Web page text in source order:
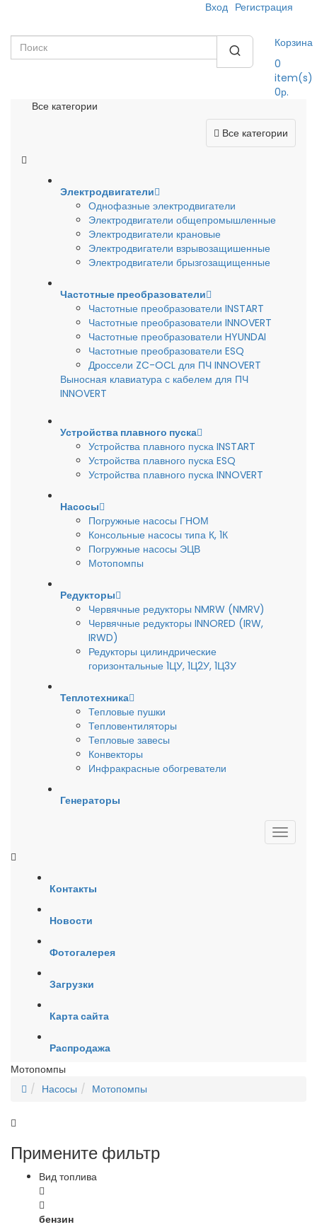
Вход Регистрация
Корзина
0
item(s)
0р.
Все категории
Все категории
Электродвигатели
Однофазные электродвигатели
Электродвигатели общепромышленные
Электродвигатели крановые
Электродвигатели взрывозащишенные
Электродвигатели брызгозащищенные
Частотные преобразователи
Частотные преобразователи INSTART
Частотные преобразователи INNOVERT
Частотные преобразователи HYUNDAI
Частотные преобразователи ESQ
Дроссели ZC-OCL для ПЧ INNOVERT
Выносная клавиатура с кабелем для ПЧ
INNOVERT
Устройства плавного пуска
Устройства плавного пуска INSTART
Устройства плавного пуска ESQ
Устройства плавного пуска INNOVERT
Насосы
Погружные насосы ГНОМ
Консольные насосы типа К, 1К
Погружные насосы ЭЦВ
Мотопомпы
Редукторы
Червячные редукторы NMRW (NMRV)
Червячные редукторы INNORED (IRW,
IRWD)
Редукторы цилиндрические
горизонтальные 1ЦУ, 1Ц2У, 1Ц3У
Теплотехника
Тепловые пушки
Тепловентиляторы
Тепловые завесы
Конвекторы
Инфракрасные обогреватели
Генераторы
Контакты
Новости
Фотогалерея
Загрузки
Карта сайта
Распродажа
Мотопомпы
Насосы
Мотопомпы
Примените фильтр
Вид топлива
бензин